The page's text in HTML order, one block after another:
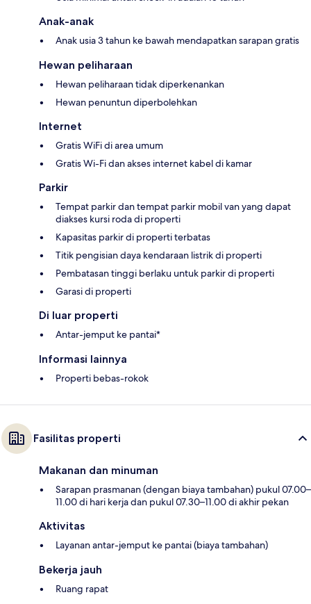
Anak-anak
Anak usia 3 tahun ke bawah mendapatkan sarapan gratis
Hewan peliharaan
Hewan peliharaan tidak diperkenankan
Hewan penuntun diperbolehkan
Internet
Gratis WiFi di area umum
Gratis Wi-Fi dan akses internet kabel di kamar
Parkir
Tempat parkir dan tempat parkir mobil van yang dapat
diakses kursi roda di properti
Kapasitas parkir di properti terbatas
Titik pengisian daya kendaraan listrik di properti
Pembatasan tinggi berlaku untuk parkir di properti
Garasi di properti
Di luar properti
Antar-jemput ke pantai*
Informasi lainnya
Properti bebas-rokok
Fasilitas properti
Makanan dan minuman
Sarapan prasmanan (dengan biaya tambahan) pukul 07.00–
11.00 di hari kerja dan pukul 07.30–11.00 di akhir pekan
Aktivitas
Layanan antar-jemput ke pantai (biaya tambahan)
Bekerja jauh
Ruang rapat